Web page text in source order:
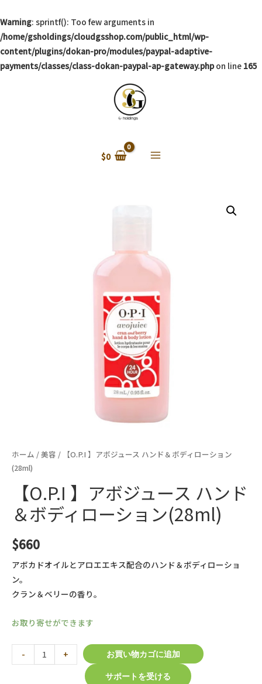
Warning: sprintf(): Too few arguments in
/home/gsholdings/cloudgsshop.com/public_html/wp-
content/plugins/dokan-pro/modules/paypal-adaptive-
payments/classes/class-dokan-paypal-ap-gateway.phpon line 165
$0
ホーム /美容 / 【O.P.I 】アボジュース ハンド＆ボディローション
(28ml)
【O.P.I 】アボジュース ハンド
＆ボディローション(28ml)
$660
アボカドオイルとアロエエキス配合のハンド＆ボディローショ
ン。
クラン＆ベリーの香り。
お取り寄せができます
-
】
+
お買い物カゴに追加
サポートを受ける